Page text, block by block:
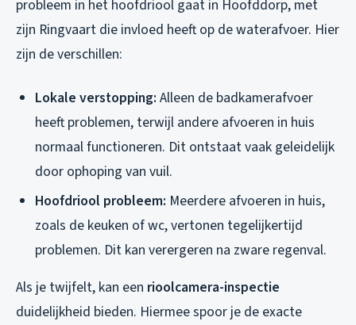
probleem in het hoofdriool gaat in Hoofddorp, met
zijn Ringvaart die invloed heeft op de waterafvoer. Hier
zijn de verschillen:
Lokale verstopping: Alleen de badkamerafvoer
heeft problemen, terwijl andere afvoeren in huis
normaal functioneren. Dit ontstaat vaak geleidelijk
door ophoping van vuil.
Hoofdriool probleem: Meerdere afvoeren in huis,
zoals de keuken of wc, vertonen tegelijkertijd
problemen. Dit kan verergeren na zware regenval.
Als je twijfelt, kan een rioolcamera-inspectie
duidelijkheid bieden. Hiermee spoor je de exacte